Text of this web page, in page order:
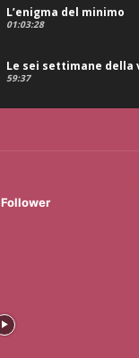
L’enigma del minimo
01:03:28
Le sei settimane della
59:37
Follower